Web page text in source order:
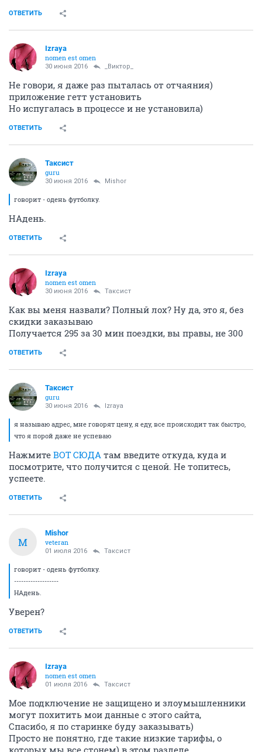
ОТВЕТИТЬ
Izraya
nomen est omen
30 июня 2016 _Виктор_
Не говори, я даже раз пыталась от отчаяния)
приложение гетт установить
Но испугалась в процессе и не установила)
ОТВЕТИТЬ
Таксист
guru
30 июня 2016 Mishor
говорит - одень футболку.
НАдень.
ОТВЕТИТЬ
Izraya
nomen est omen
30 июня 2016 Таксист
Как вы меня назвали? Полный лох? Ну да, это я, без
скидки заказываю
Получается 295 за 30 мин поездки, вы правы, не 300
ОТВЕТИТЬ
Таксист
guru
30 июня 2016 Izraya
я называю адрес, мне говорят цену, я еду, все происходит так быстро,
что я порой даже не успеваю
Нажмите ВОТ СЮДА там введите откуда, куда и
посмотрите, что получится с ценой. Не топитесь,
успеете.
ОТВЕТИТЬ
M
Mishor
veteran
01 июля 2016 Таксист
говорит - одень футболку.
-------------------
НАдень.
Уверен?
ОТВЕТИТЬ
Izraya
nomen est omen
01 июля 2016 Таксист
Мое подключение не защищено и злоумышленники
могут похитить мои данные с этого сайта,
Спасибо, я по старинке буду заказывать)
Просто не понятно, где такие низкие тарифы, о
которых мы все стонем) в этом разделе